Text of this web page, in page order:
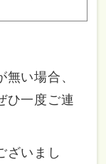
い場合、
ひ一度ご連
ざいまし